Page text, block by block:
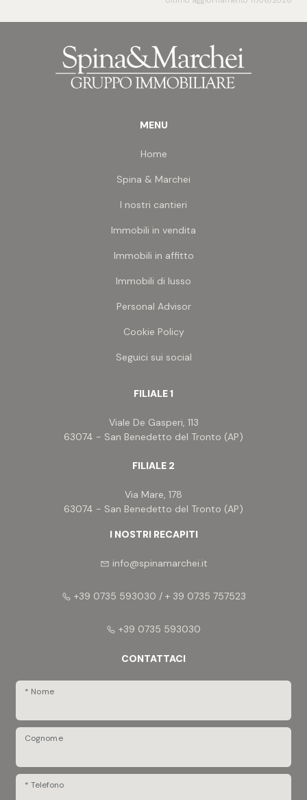
massimo il vero punto di forza di questa casa: un
Per informazioni e visite, contattare l'agenzia.
MENU
Home
Spina & Marchei
I nostri cantieri
Immobili in vendita
Immobili in affitto
Immobili di lusso
Personal Advisor
Cookie Policy
Seguici sui social
FILIALE 1
Viale De Gasperi, 113
63074 - San Benedetto del Tronto (AP)
FILIALE 2
Via Mare, 178
63074 - San Benedetto del Tronto (AP)
I NOSTRI RECAPITI
info@spinamarchei.it
+39 0735 593030 / + 39 0735 757523
+39 0735 593030
CONTATTACI
* Nome
Cognome
* Telefono